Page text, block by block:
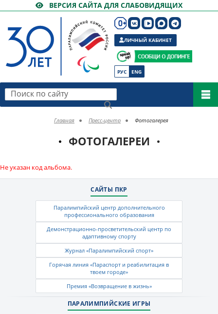
ВЕРСИЯ САЙТА ДЛЯ СЛАБОВИДЯЩИХ
РУС ENG
ЛИЧНЫЙ КАБИНЕТ
Поиск по сайту
Главная Пресс-центр Фотогалерея
ФОТОГАЛЕРЕИ
Не указан код альбома.
САЙТЫ ПКР
Паралимпийский центр дополнительного
профессионального образования
Демонстрационно-просветительский центр по
адаптивному спорту
Журнал «Паралимпийский спорт»
Горячая линия «Параспорт и реабилитация в
твоем городе»
Премия «Возвращение в жизнь»
ПАРАЛИМПИЙСКИЕ ИГРЫ